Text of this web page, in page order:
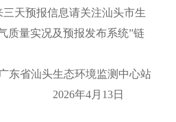
天预报信息请关注汕头市生
质量实况及预报发布系统”链
广东省汕头生态环境监测中心站
2026年4月13日